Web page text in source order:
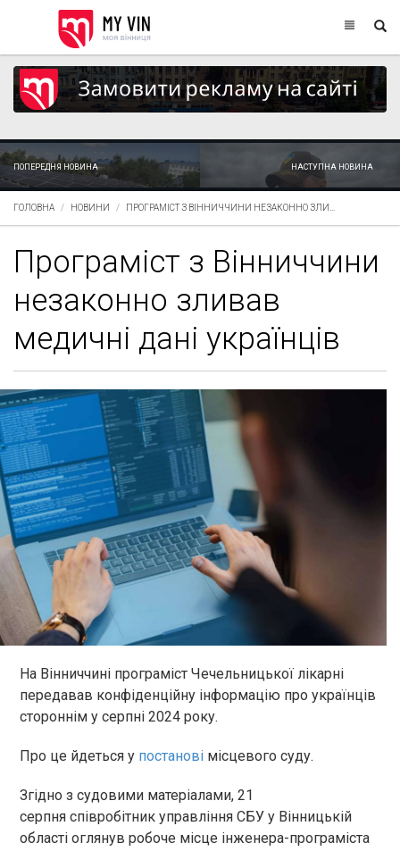
ПОПЕРЕДНЯ НОВИНА НАСТУПНА НОВИНА
ГОЛОВНА НОВИНИ ПРОГРАМІСТ З ВІННИЧЧИНИ НЕЗАКОННО ЗЛИ...
Програміст з Вінниччини
незаконно зливав
медичні дані українців
На Вінниччині програміст Чечельницької лікарні
передавав конфіденційну інформацію про українців
стороннім у серпні 2024 року.
Про це йдеться у постанові місцевого суду.
Згідно з судовими матеріалами, 21
серпня співробітник управління СБУ у Вінницькій
області оглянув робоче місце інженера-програміста